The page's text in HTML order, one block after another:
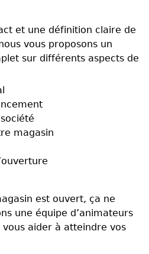
et une définition claire de
vous proposons un
sur différents aspects de
magasin
est ouvert, ça ne
une équipe d’animateurs
aider à atteindre vos